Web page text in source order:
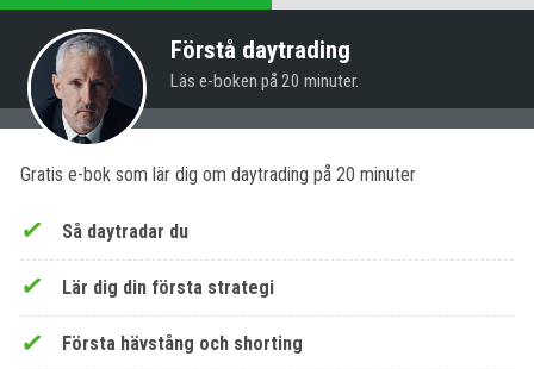
Förstå daytrading
Läs e-boken på 20 minuter.
Gratis e-bok som lär dig om daytrading på 20 minuter
Så daytradar du
Lär dig din första strategi
Första hävstång och shorting